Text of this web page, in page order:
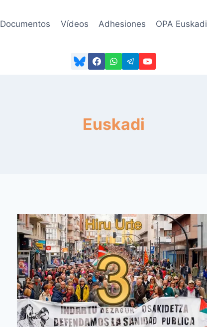
Documentos Vídeos Adhesiones OPA Euskadi
Euskadi